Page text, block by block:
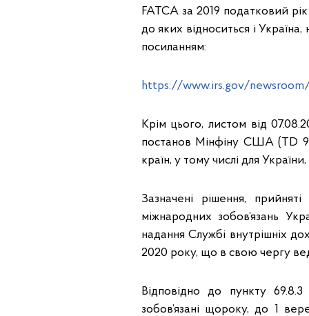
FATCA за 2019 податковий
до яких відноситься і
посиланням:
https://www.irs.gov/
Крім цього, листом від
постанов Мінфіну США (TD
країн, у тому числі для
Зазначені рішення,
міжнародних зобов’язань
надання Службі внутрішніх
2020 року, що в свою чергу
Відповідно до пункту
зобов’язані щороку, до 1